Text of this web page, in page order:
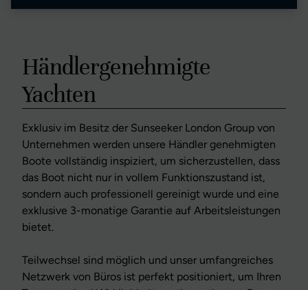
Händlergenehmigte
Yachten
Exklusiv im Besitz der Sunseeker London Group von
Unternehmen werden unsere Händler genehmigten
Boote vollständig inspiziert, um sicherzustellen, dass
das Boot nicht nur in vollem Funktionszustand ist,
sondern auch professionell gereinigt wurde und eine
exklusive 3-monatige Garantie auf Arbeitsleistungen
bietet.
Teilwechsel sind möglich und unser umfangreiches
Netzwerk von Büros ist perfekt positioniert, um Ihren